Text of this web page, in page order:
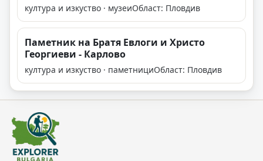
култура и изкуство · музеиОбласт: Пловдив
Паметник на Братя Евлоги и Христо
Георгиеви - Карлово
култура и изкуство · паметнициОбласт: Пловдив